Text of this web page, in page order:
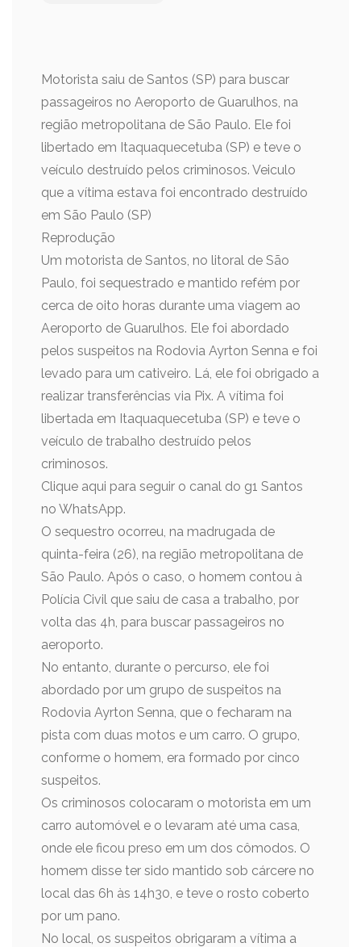
Motorista saiu de Santos (SP) para buscar
passageiros no Aeroporto de Guarulhos, na
região metropolitana de São Paulo. Ele foi
libertado em Itaquaquecetuba (SP) e teve o
veículo destruído pelos criminosos. Veiculo
que a vítima estava foi encontrado destruído
em São Paulo (SP)
Reprodução
Um motorista de Santos, no litoral de São
Paulo, foi sequestrado e mantido refém por
cerca de oito horas durante uma viagem ao
Aeroporto de Guarulhos. Ele foi abordado
pelos suspeitos na Rodovia Ayrton Senna e foi
levado para um cativeiro. Lá, ele foi obrigado a
realizar transferências via Pix. A vítima foi
libertada em Itaquaquecetuba (SP) e teve o
veículo de trabalho destruído pelos
criminosos.
Clique aqui para seguir o canal do g1 Santos
no WhatsApp.
O sequestro ocorreu, na madrugada de
quinta-feira (26), na região metropolitana de
São Paulo. Após o caso, o homem contou à
Polícia Civil que saiu de casa a trabalho, por
volta das 4h, para buscar passageiros no
aeroporto.
No entanto, durante o percurso, ele foi
abordado por um grupo de suspeitos na
Rodovia Ayrton Senna, que o fecharam na
pista com duas motos e um carro. O grupo,
conforme o homem, era formado por cinco
suspeitos.
Os criminosos colocaram o motorista em um
carro automóvel e o levaram até uma casa,
onde ele ficou preso em um dos cômodos. O
homem disse ter sido mantido sob cárcere no
local das 6h às 14h30, e teve o rosto coberto
por um pano.
No local, os suspeitos obrigaram a vítima a